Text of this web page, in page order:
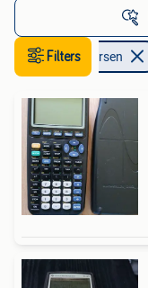
FiltersDiversen